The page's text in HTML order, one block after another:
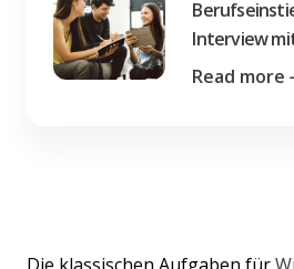
Interview
Read more